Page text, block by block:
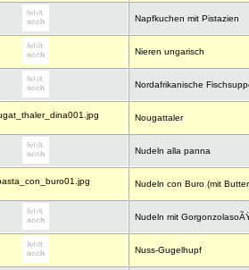
Napfkuchen mit Pistazien
Nieren ungarisch
Nordafrikanische
Nougattaler
Nudeln alla panna
Nudeln con Buro (mit
Nudeln mit
Nuss-Gugelhupf